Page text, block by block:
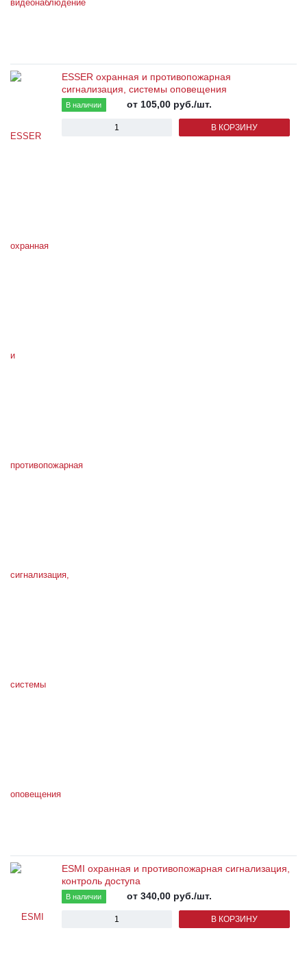
ESSER охранная и противопожарная
сигнализация, системы оповещения
В наличии от 105,00 руб./шт.
В КОРЗИНУ
ESMI охранная и противопожарная сигнализация,
контроль доступа
В наличии от 340,00 руб./шт.
В КОРЗИНУ